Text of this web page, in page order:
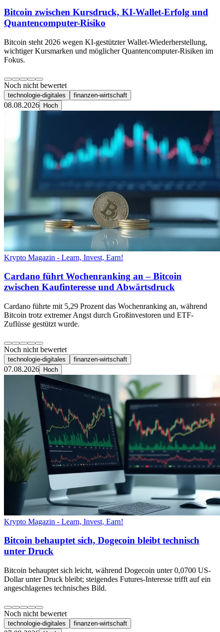
Bitcoin zwischen Kursdruck, KI-Wallet-Erfolg und
Quantencomputer-Risiko
Bitcoin steht 2026 wegen KI-gestützter Wallet-Wiederherstellung,
wichtiger Kursmarken und möglicher Quantencomputer-Risiken im
Fokus.
Noch nicht bewertet
technologie-digitales finanzen-wirtschaft
08.08.2026 Hoch
Krypto Magazin - Learn, Invest, Earn!
Cardano führt Wochenranking an – Bitcoin
zwischen Kaufinteresse und Abwärtsdruck
Cardano führte mit 5,29 Prozent das Wochenranking an, während
Bitcoin trotz extremer Angst durch Großinvestoren und ETF-
Zuflüsse gestützt wurde.
Noch nicht bewertet
technologie-digitales finanzen-wirtschaft
07.08.2026 Hoch
Krypto Magazin - Learn, Invest, Earn!
Bitcoin behauptet sich, Dogecoin bleibt technisch
unter Druck
Bitcoin behauptet sich leicht, während Dogecoin unter 0,0700 US-
Dollar unter Druck bleibt; steigendes Futures-Interesse trifft auf ein
angeschlagenes technisches Bild.
Noch nicht bewertet
technologie-digitales finanzen-wirtschaft